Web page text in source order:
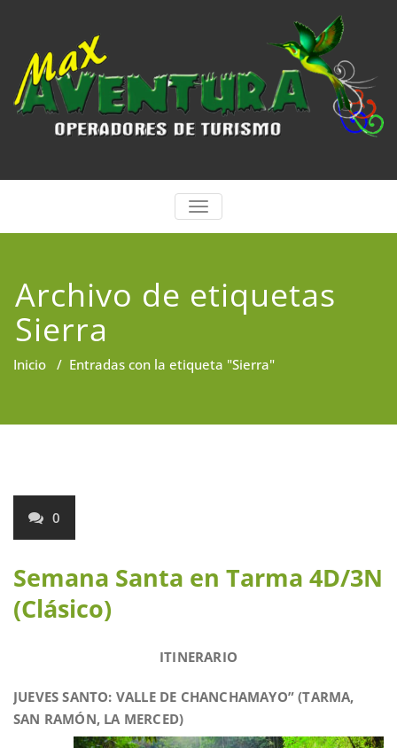
ALTERNAR
LA
NAVEGACIÓN
Archivo de etiquetas
Sierra
Inicio / Entradas con la etiqueta "Sierra"
0
Semana Santa en Tarma 4D/3N
(Clásico)
ITINERARIO
JUEVES SANTO: VALLE DE CHANCHAMAYO” (TARMA,
SAN RAMÓN, LA MERCED)